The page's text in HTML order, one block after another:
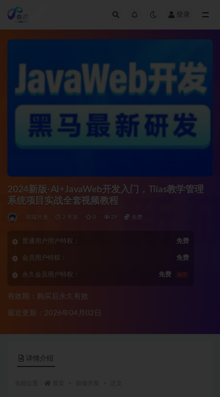
登录
2024新版-AI+JavaWeb开发入门，Tlias教学管理
系统项目实战全套视频教程
前端开发 2 年前 0 29 免费
普通用户用户特权： 免费
会员用户特权： 免费
永久会员用户特权： 免费 推荐
有效期：购买后永久有效
最近更新：2026年04月02日
详情介绍